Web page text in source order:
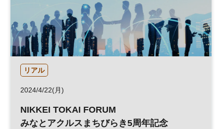
リアル
2024/4/22(月)
NIKKEI TOKAI FORUM
みなとアクルスまちびらき5周年記念